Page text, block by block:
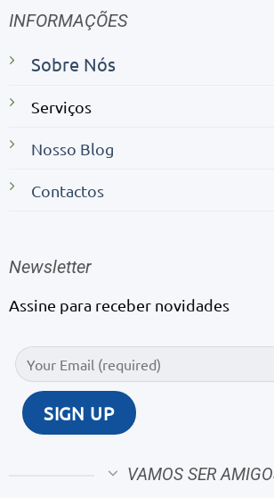
INFORMAÇÕES
Sobre Nós
Serviços
Nosso Blog
Contactos
Newsletter
Assine para receber novidades
VAMOS SER